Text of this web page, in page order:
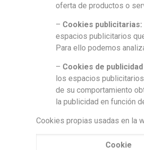
oferta de productos o
– Cookies publicitarias:
espacios publicitarios
Para ello podemos
– Cookies de
los espacios
de su comportamiento
la publicidad en función
Cookies propias usadas en la
Cookie